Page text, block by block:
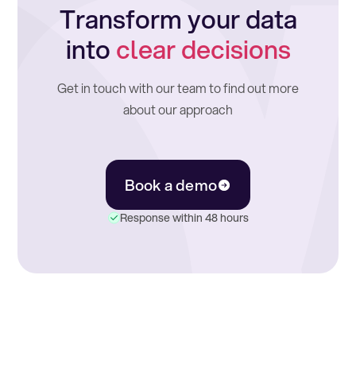
Transform your data
intoclear decisions
Get in touch with our team to find out more
about our approach
Book a demo
Response within 48 hours